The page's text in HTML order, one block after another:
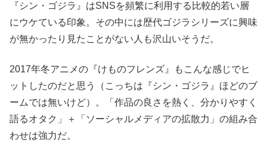
『シン・ゴジラ』はSNSを頻繁に利用する比較的若い層
にウケている印象。その中には歴代ゴジラシリーズに興味
が無かったり見たことがない人も沢山いそうだ。
2017年冬アニメの『けものフレンズ』もこんな感じでヒ
ットしたのだと思う（こっちは『シン・ゴジラ』ほどのブ
ームでは無いけど）。「作品の良さを熱く、分かりやすく
語るオタク」＋「ソーシャルメディアの拡散力」の組み合
わせは強力だ。